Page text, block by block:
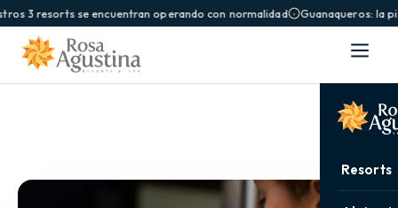
3 resorts se encuentran operando con normalidad Guanaqueros: la
Resorts